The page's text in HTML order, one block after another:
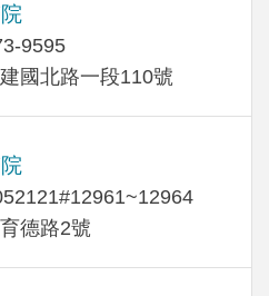
9595
國北路一段110號
德路2號